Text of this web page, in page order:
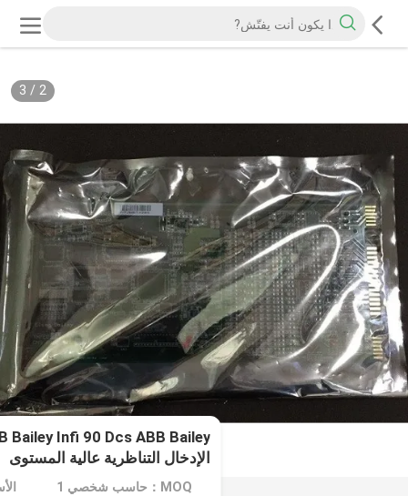
2
/
3
الإدخال التناظرية عالية المستوى
MOQ：حاسب شخصي 1